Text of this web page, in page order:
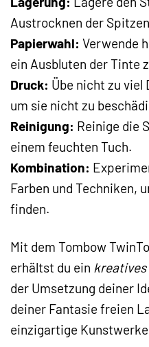
Austrocknen der
Papierwahl: Verwende
ein Ausbluten der Tinte
Druck: Übe nicht zu viel
um sie nicht zu
Reinigung: Reinige die
einem feuchten Tuch.
Kombination:
Farben und Techniken,
finden.
Mit dem Tombow
erhältst du ein kreatives
der Umsetzung deiner
deiner Fantasie freien
einzigartige